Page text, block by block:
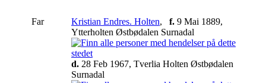
Far Kristian Endres. Holten, f. 9 Mai 1889,
Ytterholten Østbødalen Surnadal
d. 28 Feb 1967, Tverlia Holten Østbødalen
Surnadal